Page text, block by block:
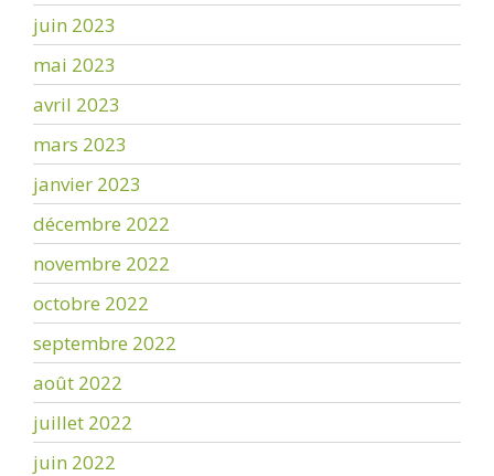
juin 2023
mai 2023
avril 2023
mars 2023
janvier 2023
décembre 2022
novembre 2022
octobre 2022
septembre 2022
août 2022
juillet 2022
juin 2022